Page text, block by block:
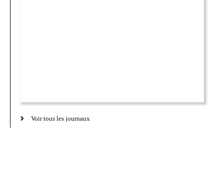
Voir tous les journaux